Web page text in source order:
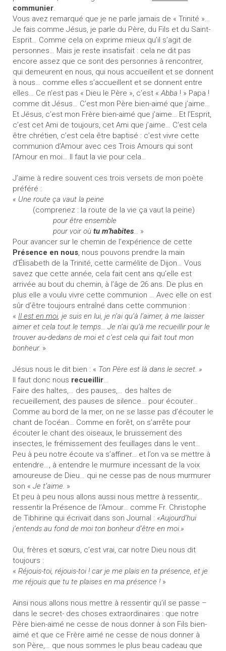
communier.
Vous avez remarqué que je ne parle jamais de « Trinité »…
Je fais comme Jésus, je parle du Père, du Fils et du Saint-
Esprit… Comme cela on exprime mieux qu’il s’agit de
personnes… Mais je reste insatisfait : cela ne dit pas
encore assez que ce sont des personnes à rencontrer,
qui demeurent en nous, qui nous accueillent et se donnent
à nous… comme elles s’accueillent et se donnent entre
elles… Ce n’est pas « Dieu le Père », c’est «Abba ! » Papa !
comme dit Jésus… C’est mon Père bien-aimé que j’aime…
Et Jésus, c’est mon Frère bien-aimé que j’aime… Et l’Esprit,
c’est cet Ami de toujours, cet Ami que j’aime… C’est cela
être chrétien, c’est cela être baptisé : c’est vivre cette
communion d’Amour avec ces Trois Amours qui sont
l’Amour en moi… Il faut la vie pour cela…
J’aime à redire souvent ces trois versets de mon poète
préféré :
« Une route ça vaut la peine
(comprenez : la route de la vie ça vaut la peine)
pour être ensemble
pour voir où tu m’habites… »
Pour avancer sur le chemin de l’expérience de cette
Présence en nous, nous pouvons prendre la main
d’Élisabeth de la Trinité, cette carmélite de Dijon… Vous
savez que cette année, cela fait cent ans qu’elle est
arrivée au bout du chemin, à l’âge de 26 ans. De plus en
plus elle a voulu vivre cette communion … Avec elle on est
sûr d’être toujours entraîné dans cette communion :
« Il est en moi, je suis en lui, je n’ai qu’à l’aimer, à me laisser
aimer et cela tout le temps… Je n’ai qu’à me recueillir pour le
trouver au-dedans de moi et c’est cela qui fait tout mon
bonheur. »
Jésus nous le dit bien : « Ton Père est là dans le secret. »
Il faut donc nous recueillir…
Faire des haltes,… des pauses,… des haltes de
recueillement, des pauses de silence… pour écouter…
Comme au bord de la mer, on ne se lasse pas d’écouter le
chant de l’océan… Comme en forêt, on s’arrête pour
écouter le chant des oiseaux, le bruissement des
insectes, le frémissement des feuillages dans le vent…
Peu à peu notre écoute va s’affiner… et l’on va se mettre à
entendre…, à entendre le murmure incessant de la voix
amoureuse de Dieu… qui ne cesse pas de nous murmurer
son « Je t’aime. »
Et peu à peu nous allons aussi nous mettre à ressentir,..
ressentir la Présence de l’Amour… comme Fr. Christophe
de Tibhirine qui écrivait dans son Journal : «Aujourd’hui
j’entends au fond de moi ton bonheur d’être en moi.»
Oui, frères et sœurs, c’est vrai, car notre Dieu nous dit
toujours :
« Réjouis-toi, réjouis-toi ! car je me plais en ta présence, et je
me réjouis que tu te plaises en ma présence ! »
Ainsi nous allons nous mettre à ressentir qu’il se passe –
dans le secret- des choses extraordinaires : que notre
Père bien-aimé ne cesse de nous donner à son Fils bien-
aimé et que ce Frère aimé ne cesse de nous donner à
son Père,… que nous sommes le plus beau cadeau que